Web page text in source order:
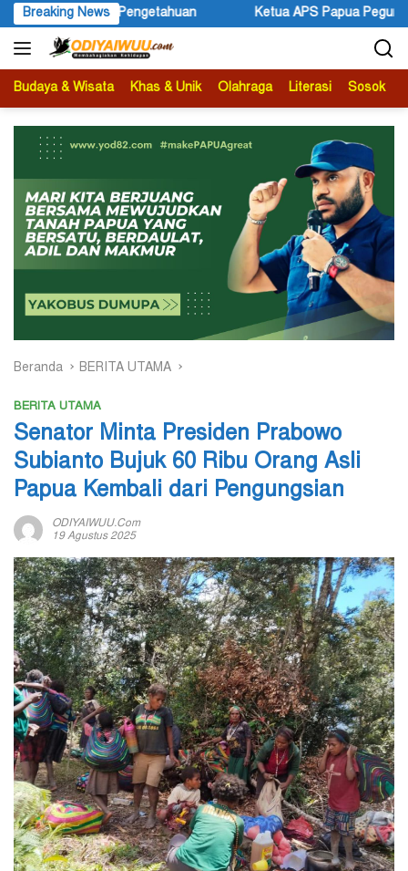
Langsung
ke
konten
Breaking News
Pengetahuan Ketua APS Papua Pegunungan Sonni
Budaya & Wisata Khas & Unik Olahraga Literasi Sosok
Beranda BERITA UTAMA
BERITA UTAMA
Senator Minta Presiden Prabowo
Subianto Bujuk 60 Ribu Orang Asli
Papua Kembali dari Pengungsian
ODIYAIWUU.com
19 Agustus 2025